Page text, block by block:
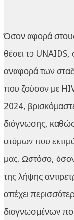
Όσον αφορά
θέσει το
αναφορά των
που ζούσαν με
2024,
διάγνωσης, καθώς
ατόμων που
μας. Ωστόσο,
της λήψης
απέχει
διαγνωσμένων